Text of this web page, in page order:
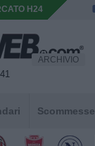
H24
ARCHIVIO
Scommesse